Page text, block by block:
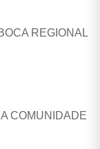
REGIONAL
COMUNIDADE